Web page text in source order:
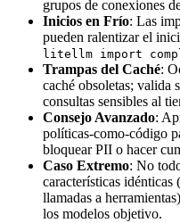
grupos de conexiones
Inicios en Frío: Las
pueden ralentizar el
litellm import
Trampas del Caché:
caché obsoletas; valida
consultas sensibles al
Consejo Avanzado:
políticas-como-código
bloquear PII o hacer
Caso Extremo: No
características idénticas
llamadas a
los modelos objetivo.